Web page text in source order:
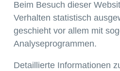
Beim Besuch dieser
Verhalten statistisch
geschieht vor allem mit
Analyseprogrammen.
Detaillierte Informationen